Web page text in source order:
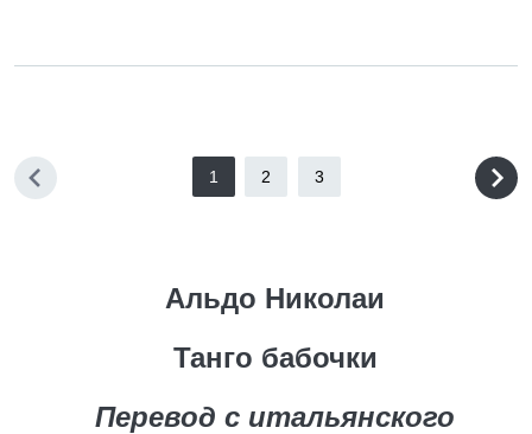
1 2 3
Альдо Николаи
Танго бабочки
Перевод с итальянского